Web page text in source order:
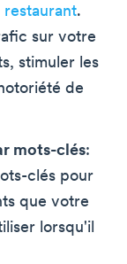
.
sur votre
stimuler les
de
mots-clés:
clés pour
que votre
lorsqu'il